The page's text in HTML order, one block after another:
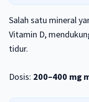
Salah satu mineral
Vitamin D,
tidur.
Dosis: 200–400 mg